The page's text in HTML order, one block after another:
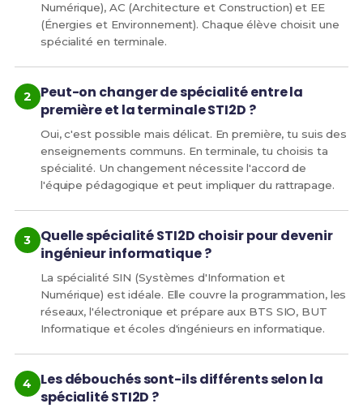
Numérique), AC (Architecture et Construction) et EE
(Énergies et Environnement). Chaque élève choisit une
spécialité en terminale.
Peut-on changer de spécialité entre la
première et la terminale STI2D ?
Oui, c'est possible mais délicat. En première, tu suis des
enseignements communs. En terminale, tu choisis ta
spécialité. Un changement nécessite l'accord de
l'équipe pédagogique et peut impliquer du rattrapage.
Quelle spécialité STI2D choisir pour devenir
ingénieur informatique ?
La spécialité SIN (Systèmes d'Information et
Numérique) est idéale. Elle couvre la programmation, les
réseaux, l'électronique et prépare aux BTS SIO, BUT
Informatique et écoles d'ingénieurs en informatique.
Les débouchés sont-ils différents selon la
spécialité STI2D ?